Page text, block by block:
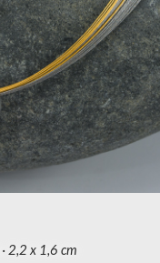
2,2 x 1,6 cm